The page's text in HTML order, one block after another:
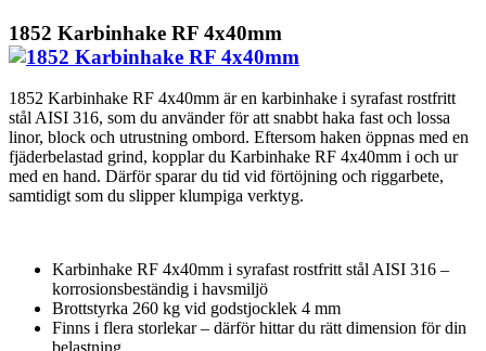
1852 Karbinhake RF 4x40mm
1852 Karbinhake RF 4x40mm är en karbinhake i syrafast rostfritt
stål AISI 316, som du använder för att snabbt haka fast och lossa
linor, block och utrustning ombord. Eftersom haken öppnas med en
fjäderbelastad grind, kopplar du Karbinhake RF 4x40mm i och ur
med en hand. Därför sparar du tid vid förtöjning och riggarbete,
samtidigt som du slipper klumpiga verktyg.
Karbinhake RF 4x40mm i syrafast rostfritt stål AISI 316 –
korrosionsbeständig i havsmiljö
Brottstyrka 260 kg vid godstjocklek 4 mm
Finns i flera storlekar – därför hittar du rätt dimension för din